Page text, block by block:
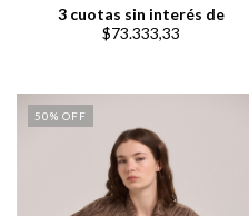
3 cuotas sin interés de
$73.333,33
50% OFF